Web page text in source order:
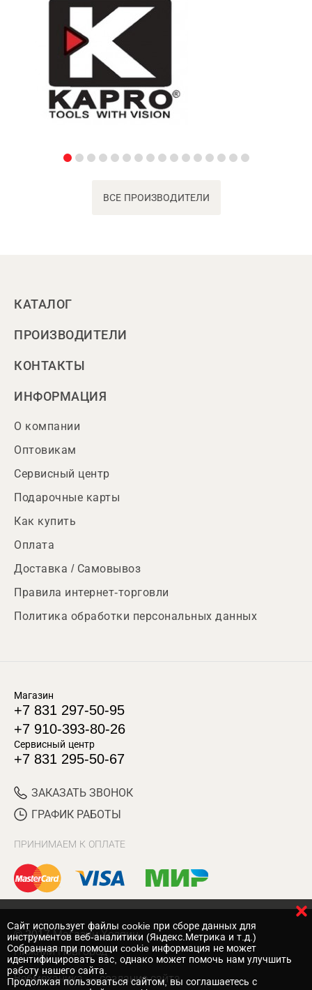
ВСЕ ПРОИЗВОДИТЕЛИ
КАТАЛОГ
ПРОИЗВОДИТЕЛИ
КОНТАКТЫ
ИНФОРМАЦИЯ
О компании
Оптовикам
Сервисный центр
Подарочные карты
Как купить
Оплата
Доставка / Самовывоз
Правила интернет-торговли
Политика обработки персональных данных
Магазин
+7 831 297-50-95
+7 910-393-80-26
Сервисный центр
+7 831 295-50-67
ЗАКАЗАТЬ ЗВОНОК
ГРАФИК РАБОТЫ
ПРИНИМАЕМ К ОПЛАТЕ
© 2017 Магазин Хозяин
Нижний Новгород
Вебмеханика — создание сайта
Cайт использует файлы cookie при сборе данных для
инструментов веб-аналитики (Яндекс.Метрика и т.д.)
Собранная при помощи cookie информация не может
идентифицировать вас, однако может помочь нам улучшить
работу нашего сайта.
Продолжая пользоваться сайтом, вы соглашаетесь с